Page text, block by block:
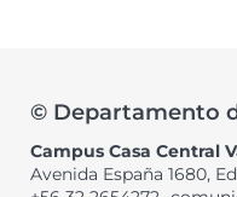
© Departamento
Campus Casa Central
Avenida España 1680,